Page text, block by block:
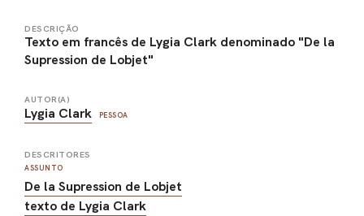
DESCRIÇÃO
Texto em francês de Lygia Clark denominado "De la
Supression de Lobjet"
AUTOR(A)
Lygia Clark PESSOA
DESCRITORES
ASSUNTO
De la Supression de Lobjet
texto de Lygia Clark